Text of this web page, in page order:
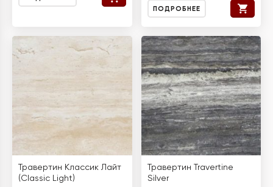
ПОДРОБНЕЕ
Травертин Классик Лайт
(Classic Light)
Травертин Travertine
Silver